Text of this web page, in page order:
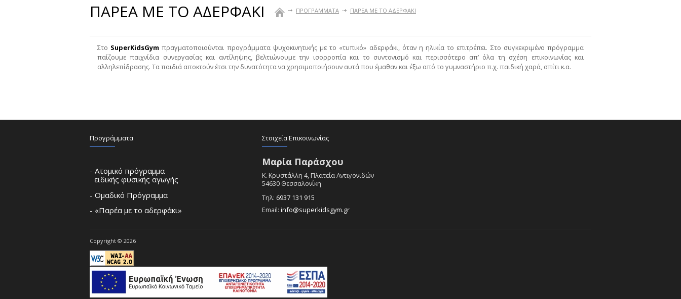
ΠΑΡΕΑ ΜΕ ΤΟ ΑΔΕΡΦΑΚΙ ΠΡΟΓΡΑΜΜΑΤΑ ΠΑΡΕΑ ΜΕ ΤΟ ΑΔΕΡΦΑΚΙ
Στο SuperKidsGym πραγματοποιούνται προγράμματα ψυχοκινητικής με το «τυπικό» αδερφάκι, όταν η ηλικία το επιτρέπει. Στο συγκεκριμένο πρόγραμμα
παίζουμε παιχνίδια συνεργασίας και αντίληψης, βελτιώνουμε την ισορροπία και το συντονισμό και περισσότερο απ’ όλα τη σχέση επικοινωνίας και
αλληλεπίδρασης. Τα παιδιά αποκτούν έτσι την δυνατότητα να χρησιμοποιήσουν αυτά που έμαθαν και έξω από το γυμναστήριο π.χ. παιδική χαρά, σπίτι κ.α.
Προγράμματα
- Ατομικό πρόγραμμα
ειδικής φυσικής αγωγής
- Ομαδικό Πρόγραμμα
- «Παρέα με το αδερφάκι»
Στοιχεία Επικοινωνίας
Μαρία Παράσχου
Κ. Κρυστάλλη 4, Πλατεία Αντιγονιδών
54630 Θεσσαλονίκη
Τηλ: 6937 131 915
Email: info@superkidsgym.gr
Copyright © 2026